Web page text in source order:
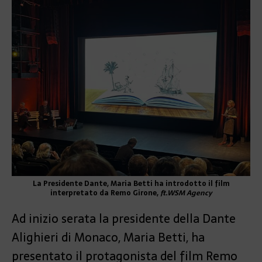
La Presidente Dante, Maria Betti ha introdotto il film
interpretato da Remo Girone, ft.WSM Agency
Ad inizio serata la presidente della Dante
Alighieri di Monaco, Maria Betti, ha
presentato il protagonista del film Remo